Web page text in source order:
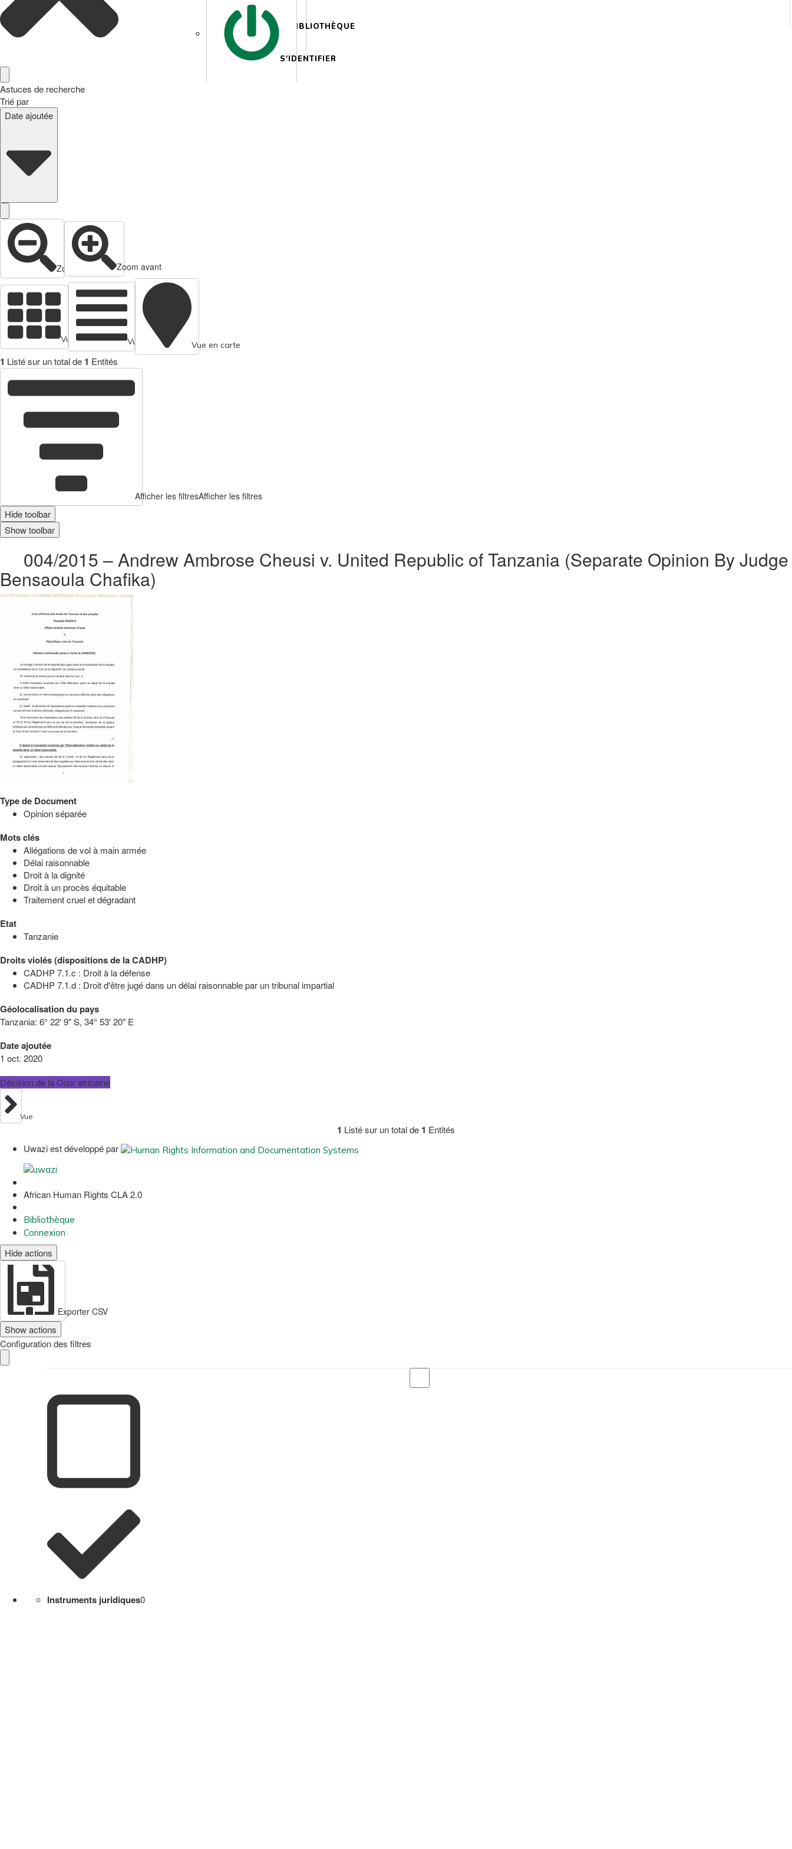
BIBLIOTHÈQUE
S'IDENTIFIER
Astuces de recherche
Trié par
Date ajoutée
Zoom arrière Zoom avant
Vue en cartes Vue tabulaire Vue en carte
1 Listé sur un total de 1 Entités
Afficher les filtresAfficher les filtres
Hide toolbar
Show toolbar
004/2015 – Andrew Ambrose Cheusi v. United Republic of Tanzania (Separate Opinion By Judge
Bensaoula Chafika)
Type de Document
Opinion séparée
Mots clés
Allégations de vol à main armée
Délai raisonnable
Droit à la dignité
Droit à un procès équitable
Traitement cruel et dégradant
Etat
Tanzanie
Droits violés (dispositions de la CADHP)
CADHP 7.1.c : Droit à la défense
CADHP 7.1.d : Droit d'être jugé dans un délai raisonnable par un tribunal impartial
Géolocalisation du pays
Tanzania: 6° 22′ 9″ S, 34° 53′ 20″ E
Date ajoutée
1 oct. 2020
Décision de la Cour africaine
Vue
1 Listé sur un total de 1 Entités
Uwazi est développé par
African Human Rights CLA 2.0
Bibliothèque
Connexion
Hide actions
Exporter CSV
Show actions
Configuration des filtres
Instruments juridiques0